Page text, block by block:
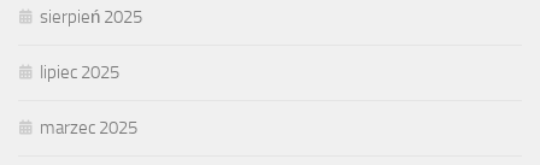
sierpień 2025
lipiec 2025
marzec 2025